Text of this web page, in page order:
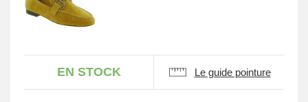
EN STOCK Le guide pointure